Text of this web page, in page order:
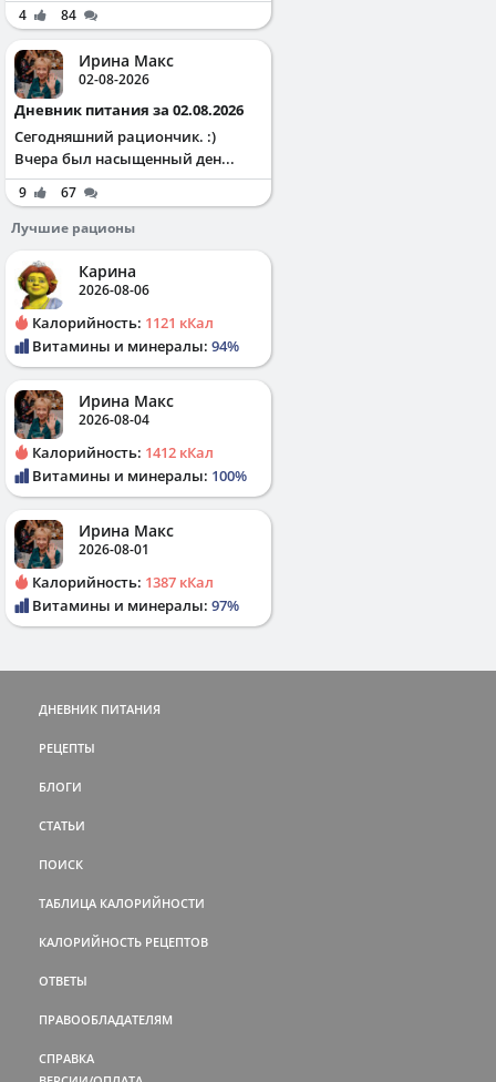
4 84
Ирина Макс
02-08-2026
Дневник питания за 02.08.2026
Сегодняшний рациончик. :)
Вчера был насыщенный ден...
9
67
Лучшие рационы
Карина
2026-08-06
Калорийность: 1121 кКал
Витамины и минералы: 94%
Ирина Макс
2026-08-04
Калорийность: 1412 кКал
Витамины и минералы: 100%
Ирина Макс
2026-08-01
Калорийность: 1387 кКал
Витамины и минералы: 97%
ДНЕВНИК ПИТАНИЯ
РЕЦЕПТЫ
БЛОГИ
СТАТЬИ
ПОИСК
ТАБЛИЦА КАЛОРИЙНОСТИ
КАЛОРИЙНОСТЬ РЕЦЕПТОВ
ОТВЕТЫ
ПРАВООБЛАДАТЕЛЯМ
СПРАВКА